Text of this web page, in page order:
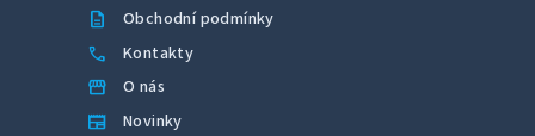
description Obchodní podmínky
call Kontakty
storefront O nás
newspaper Novinky